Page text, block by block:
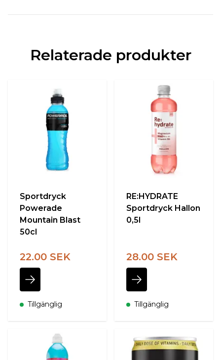
Relaterade produkter
Sportdryck
Powerade
Mountain Blast
50cl
22.00 SEK
Tillgänglig
RE:HYDRATE
Sportdryck Hallon
0,5l
28.00 SEK
Tillgänglig